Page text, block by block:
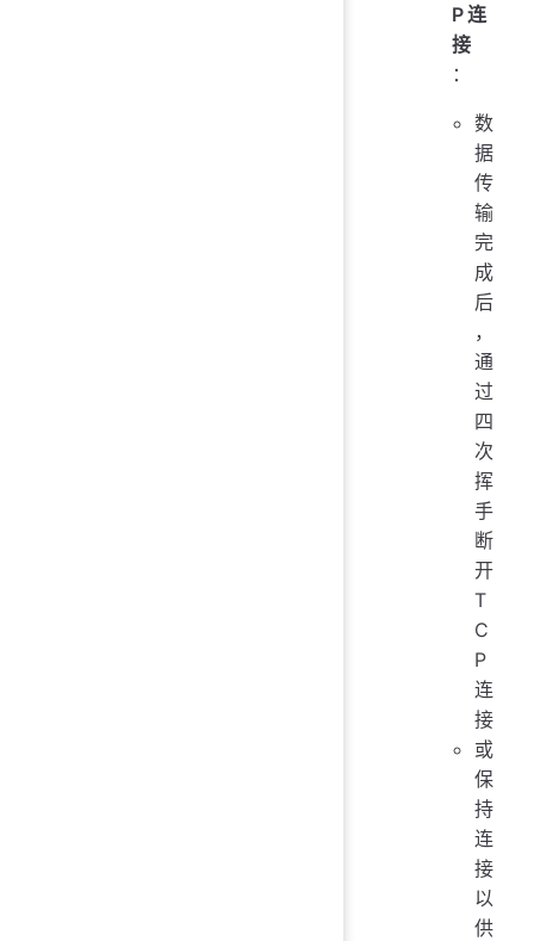
P连
接
：
数
据
传
输
完
成
后
，
通
过
四
次
挥
手
断
开
T
C
P
连
接
或
保
持
连
接
以
供